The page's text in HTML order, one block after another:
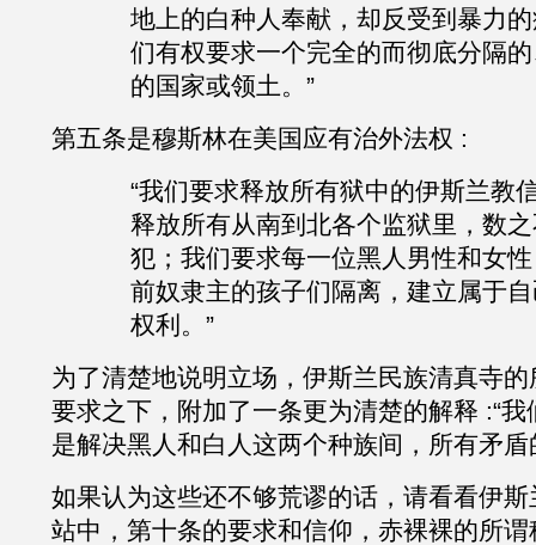
地上的白种人奉献，却反受到暴力
们有权要求一个完全的而彻底分隔
的国家或领土。”
第五条是穆斯林在美国应有治外法权 :
“我们要求释放所有狱中的伊斯兰教
释放所有从南到北各个监狱里，数
犯；我们要求每一位黑人男性和女
前奴隶主的孩子们隔离，建立属于
权利。”
为了清楚地说明立场，伊斯兰民族清真寺
要求之下，附加了一条更为清楚的解释 :“
是解决黑人和白人这两个种族间，所有矛盾
如果认为这些还不够荒谬的话，请看看伊
站中，第十条的要求和信仰，赤裸裸的所